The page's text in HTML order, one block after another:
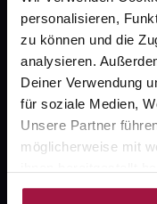
personalisieren,
zu können und die
analysieren.
Deiner Verwendung
für soziale Medien,
Unsere Partner
möglicherweise mit
Nutzung der Dienste
Über uns
Karriere
Newsletter
PAYBACK
gesund-